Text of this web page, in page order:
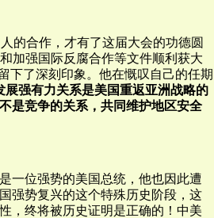
的合作，才有了这届大会的功德圆
加强国际反腐合作等文件顺利获大
下了深刻印象。他在慨叹自己的任期
展强有力关系是美国重返亚洲战略的
是竞争的关系，共同维护地区安全
一位强势的美国总统，他也因此遭
强势复兴的这个特殊历史阶段，这
，终将被历史证明是正确的！中美